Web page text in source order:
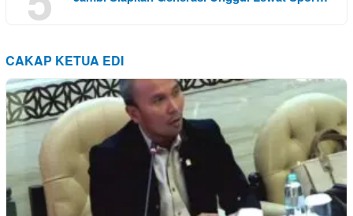
CAKAP KETUA EDI